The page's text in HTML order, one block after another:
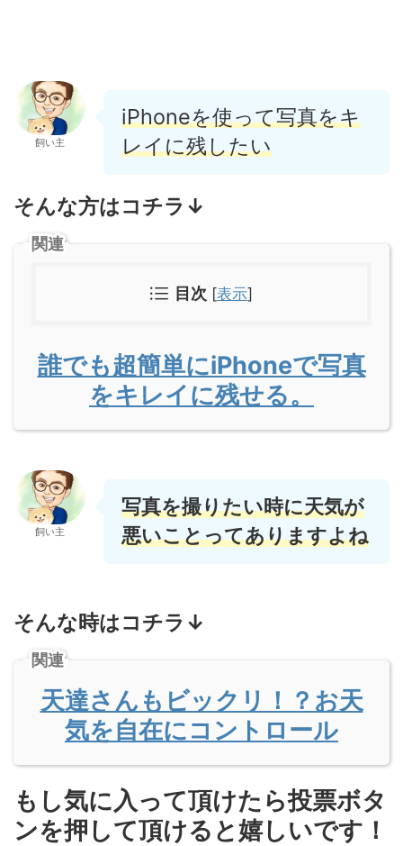
飼い主
iPhoneを使って写真をキ
レイに残したい
そんな方はコチラ↓
関連
目次 [表示]
誰でも超簡単にiPhoneで写真
をキレイに残せる。
飼い主
写真を撮りたい時に天気が
悪いことってありますよね
そんな時はコチラ↓
関連
天達さんもビックリ！？お天
気を自在にコントロール
もし気に入って頂けたら投票ボタ
ンを押して頂けると嬉しいです！